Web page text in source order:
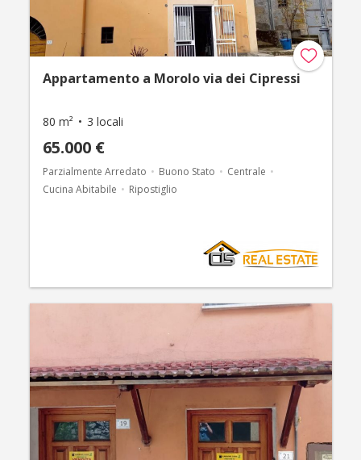
Appartamento a Morolo via dei Cipressi
80 m² 3 locali
65.000 €
Parzialmente Arredato Buono Stato
Centrale
Cucina Abitabile
Ripostiglio